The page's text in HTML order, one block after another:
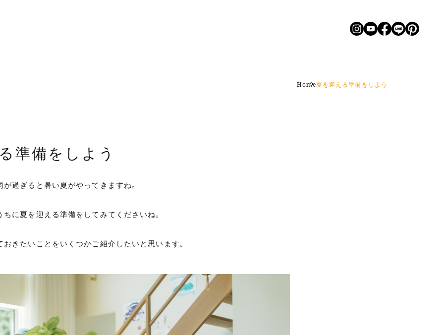
Home夏を迎える準備をしよう
準備をしよう
過ぎると暑い夏がやってきますね。
に夏を迎える準備をしてみてくださいね。
きたいことをいくつかご紹介したいと思います。